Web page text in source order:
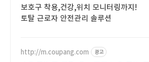
합리적인 가격, 무료 컨설팅
보호구 착용,건강,위치 모니터링까지!
토탈 근로자 안전관리 솔루션
http://m.coupang.com 광고